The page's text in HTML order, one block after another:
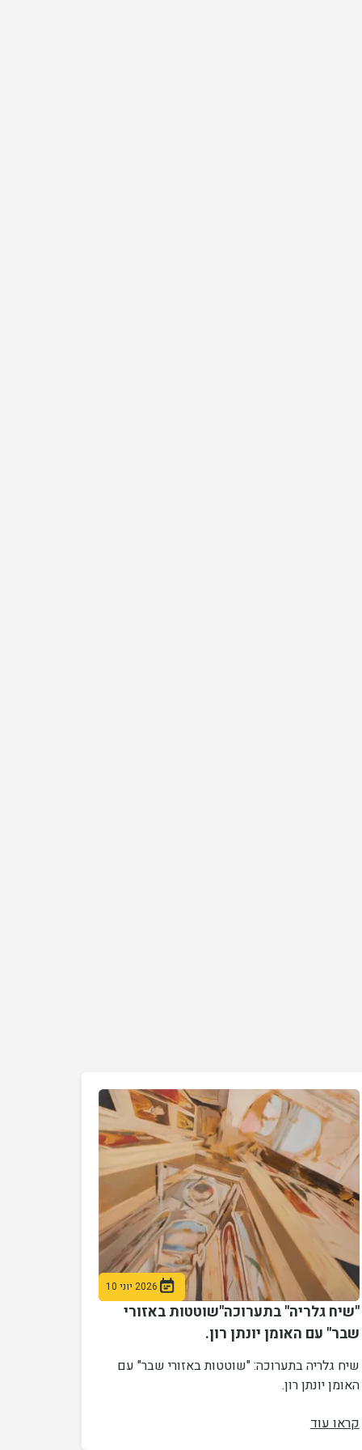
2026 יוני 10
"שיח גלריה" בתערוכה"שוטטות באזורי
שבר" עם האומן יונתן רון.
שיח גלריה בתערוכה: "שוטטות באזורי שבר" עם
האומן יונתן רון.
קראו עוד